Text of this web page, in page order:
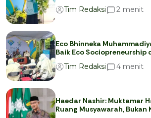
Tim Redaksi
2 menit
Eco Bhinneka
Baik Eco Sociopreneurship
Tim Redaksi
4 menit
Haedar Nashir: Muktamar
Ruang Musyawarah, Bukan